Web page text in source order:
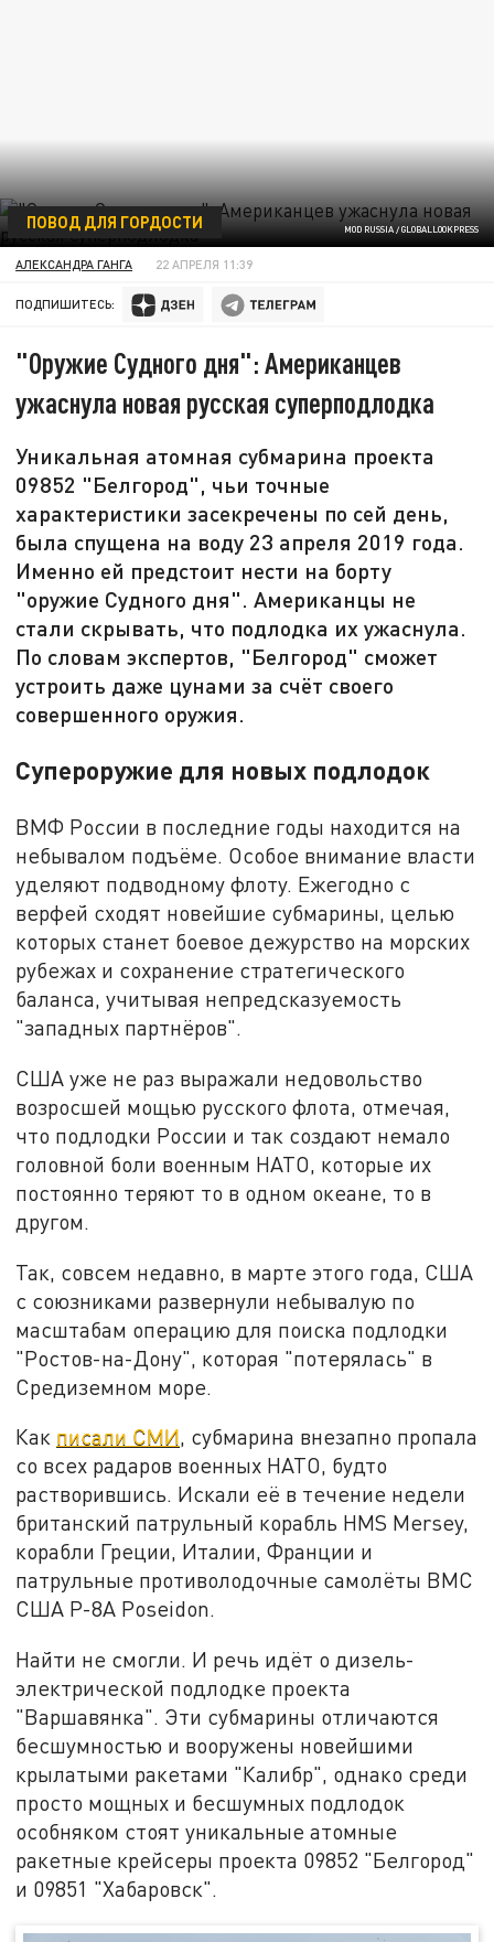
MOD RUSSIA / GLOBALLOOKPRESS
ПОВОД ДЛЯ ГОРДОСТИ
АЛЕКСАНДРА ГАНГА 22 АПРЕЛЯ 11:39
ПОДПИШИТЕСЬ:
"Оружие Судного дня": Американцев
ужаснула новая русская суперподлодка
Уникальная атомная субмарина проекта
09852 "Белгород", чьи точные
характеристики засекречены по сей день,
была спущена на воду 23 апреля 2019 года.
Именно ей предстоит нести на борту
"оружие Судного дня". Американцы не
стали скрывать, что подлодка их ужаснула.
По словам экспертов, "Белгород" сможет
устроить даже цунами за счёт своего
совершенного оружия.
Супероружие для новых подлодок
ВМФ России в последние годы находится на
небывалом подъёме. Особое внимание власти
уделяют подводному флоту. Ежегодно с
верфей сходят новейшие субмарины, целью
которых станет боевое дежурство на морских
рубежах и сохранение стратегического
баланса, учитывая непредсказуемость
"западных партнёров".
США уже не раз выражали недовольство
возросшей мощью русского флота, отмечая,
что подлодки России и так создают немало
головной боли военным НАТО, которые их
постоянно теряют то в одном океане, то в
другом.
Так, совсем недавно, в марте этого года, США
с союзниками развернули небывалую по
масштабам операцию для поиска подлодки
"Ростов-на-Дону", которая "потерялась" в
Средиземном море.
Как писали СМИ, субмарина внезапно пропала
со всех радаров военных НАТО, будто
растворившись. Искали её в течение недели
британский патрульный корабль HMS Mersey,
корабли Греции, Италии, Франции и
патрульные противолодочные самолёты ВМС
США P-8A Poseidon.
Найти не смогли. И речь идёт о дизель-
электрической подлодке проекта
"Варшавянка". Эти субмарины отличаются
бесшумностью и вооружены новейшими
крылатыми ракетами "Калибр", однако среди
просто мощных и бесшумных подлодок
особняком стоят уникальные атомные
ракетные крейсеры проекта 09852 "Белгород"
и 09851 "Хабаровск".